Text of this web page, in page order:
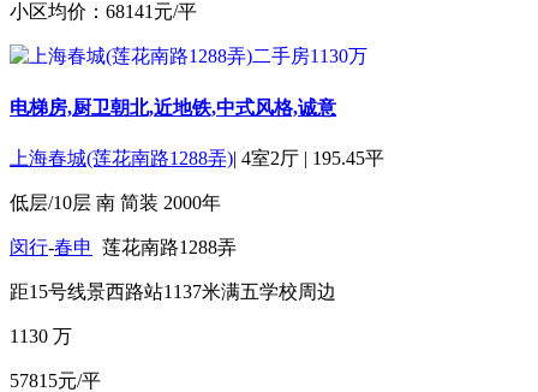
小区均价：68141元/平
电梯房,厨卫朝北,近地铁,中式风格,诚意
上海春城(莲花南路1288弄)| 4室2厅 | 195.45平
低层/10层 南 简装 2000年
闵行-春申 莲花南路1288弄
距15号线景西路站1137米满五学校周边
1130 万
57815元/平